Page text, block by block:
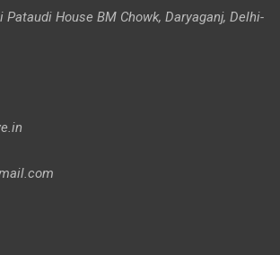
House BM Chowk, Daryaganj, Delhi-